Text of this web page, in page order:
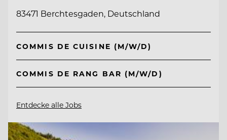
83471 Berchtesgaden, Deutschland
COMMIS DE CUISINE (M/W/D)
COMMIS DE RANG BAR (M/W/D)
Entdecke alle Jobs